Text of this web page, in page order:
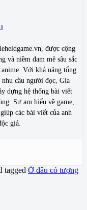
được cộng
và niềm đam mê sâu sắc
Với khả năng tổng
cầu người đọc, Gia
dựng hệ thống bài viết
Sự am hiểu về game,
các bài viết của anh
giả.
tagged Ở đâu có tượng